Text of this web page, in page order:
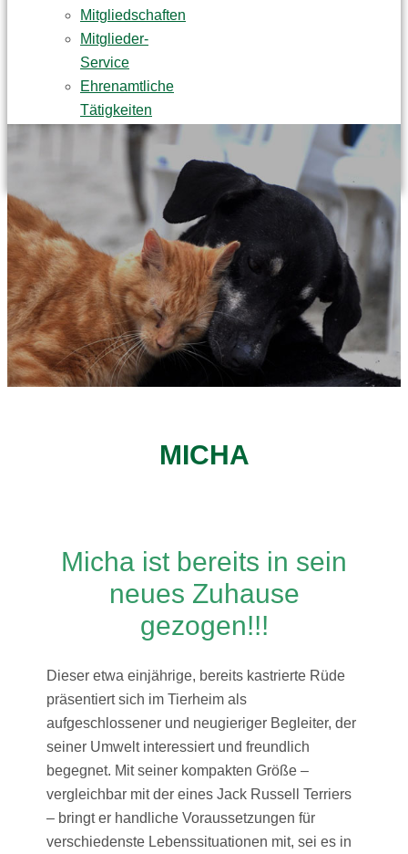
Mitgliedschaften
Mitglieder-
Service
Ehrenamtliche
Tätigkeiten
Praktikum
Tierpatenschaft
MICHA
Micha ist bereits in sein
neues Zuhause
gezogen!!!
Dieser etwa einjährige, bereits kastrierte Rüde
präsentiert sich im Tierheim als
aufgeschlossener und neugieriger Begleiter, der
seiner Umwelt interessiert und freundlich
begegnet. Mit seiner kompakten Größe –
vergleichbar mit der eines Jack Russell Terriers
– bringt er handliche Voraussetzungen für
verschiedenste Lebenssituationen mit, sei es in